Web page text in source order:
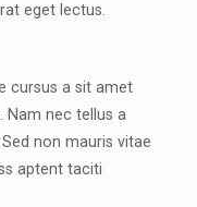
eget lectus.
cursus a sit amet
Nam nec tellus a
non mauris vitae
aptent taciti